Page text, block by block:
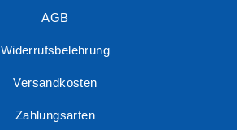
AGB
Widerrufsbelehrung
Versandkosten
Zahlungsarten